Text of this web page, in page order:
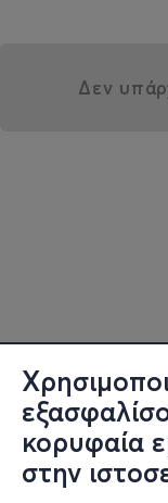
κορυφαία
στην
Δεν